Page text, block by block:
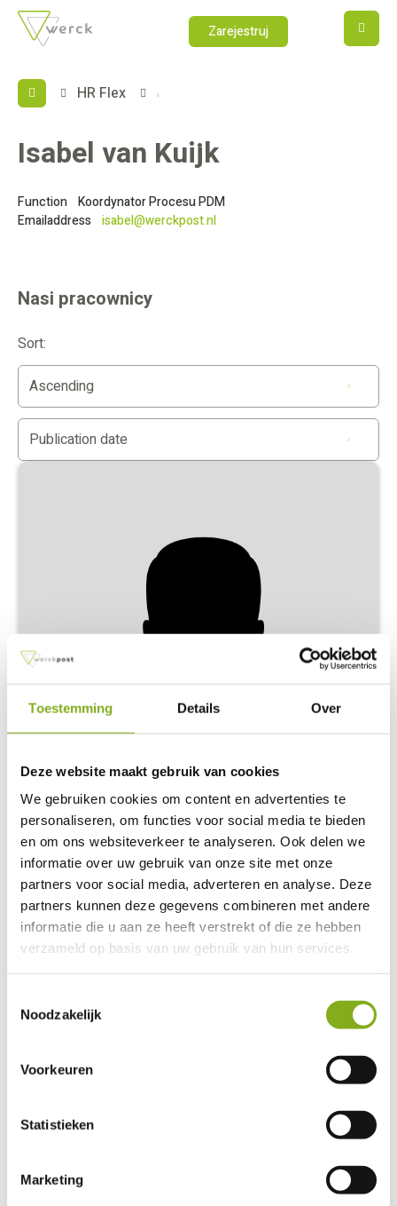
Toestemming Details Over
Deze website maakt gebruik van cookies
We gebruiken cookies om content en advertenties te
personaliseren, om functies voor social media te bieden
en om ons websiteverkeer te analyseren. Ook delen we
informatie over uw gebruik van onze site met onze
partners voor social media, adverteren en analyse. Deze
partners kunnen deze gegevens combineren met andere
informatie die u aan ze heeft verstrekt of die ze hebben
verzameld op basis van uw gebruik van hun services.
Noodzakelijk
Voorkeuren
Statistieken
Marketing
Zarejestruj
HR Flex
Isabel van Kuijk
Function Koordynator Procesu PDM
Emailaddress isabel@werckpost.nl
Nasi pracownicy
Sort:
Ascending
Publication date
Margriet Baarssen - Romkes
margriet@werckpost.nl
klaudia@werckpost.nl